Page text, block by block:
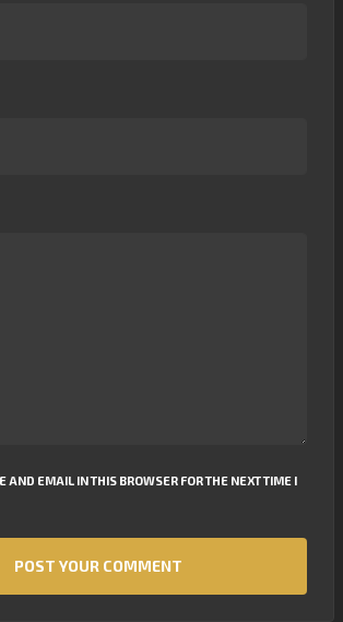
AND EMAIL IN THIS BROWSER FOR THE NEXT TIME I